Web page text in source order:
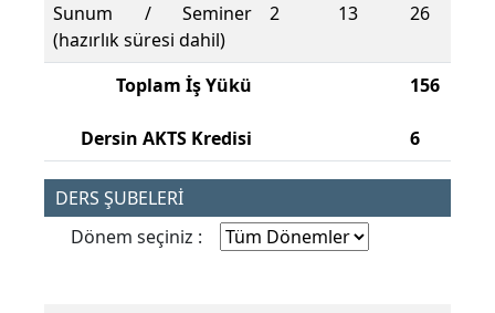
Sunum / Seminer
(hazırlık süresi dahil)
2 13 26
Toplam İş Yükü
Dersin AKTS Kredisi
156
6
DERS ŞUBELERİ
Dönem seçiniz :